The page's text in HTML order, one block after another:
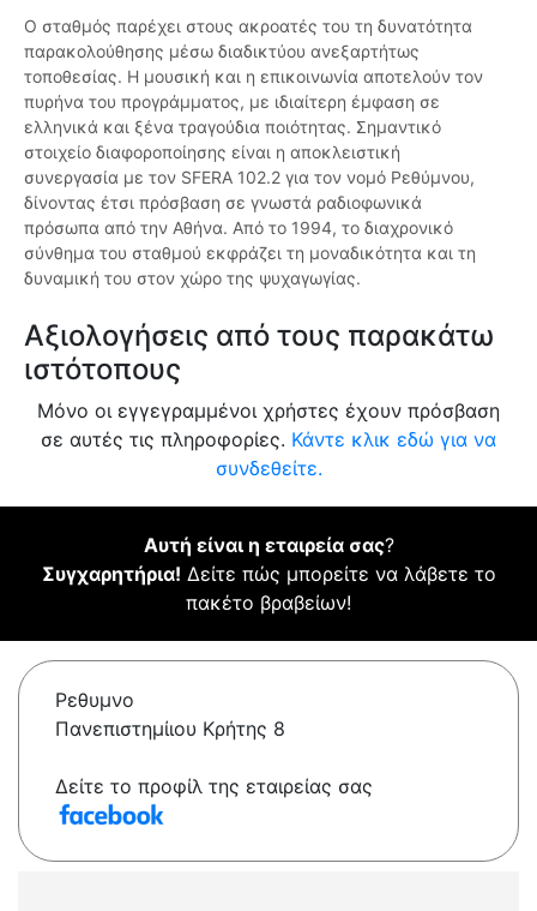
Ο σταθμός παρέχει στους ακροατές του τη δυνατότητα
παρακολούθησης μέσω διαδικτύου ανεξαρτήτως
τοποθεσίας. Η μουσική και η επικοινωνία αποτελούν τον
πυρήνα του προγράμματος, με ιδιαίτερη έμφαση σε
ελληνικά και ξένα τραγούδια ποιότητας. Σημαντικό
στοιχείο διαφοροποίησης είναι η αποκλειστική
συνεργασία με τον SFERA 102.2 για τον νομό Ρεθύμνου,
δίνοντας έτσι πρόσβαση σε γνωστά ραδιοφωνικά
πρόσωπα από την Αθήνα. Από το 1994, το διαχρονικό
σύνθημα του σταθμού εκφράζει τη μοναδικότητα και τη
δυναμική του στον χώρο της ψυχαγωγίας.
Αξιολογήσεις από τους παρακάτω
ιστότοπους
Μόνο οι εγγεγραμμένοι χρήστες έχουν πρόσβαση
σε αυτές τις πληροφορίες. Κάντε κλικ εδώ για να
συνδεθείτε.
Αυτή είναι η εταιρεία σας?
Συγχαρητήρια! Δείτε πώς μπορείτε να λάβετε το
πακέτο βραβείων!
Ρεθυμνο
Πανεπιστημίιου Κρήτης 8
Δείτε το προφίλ της εταιρείας σας